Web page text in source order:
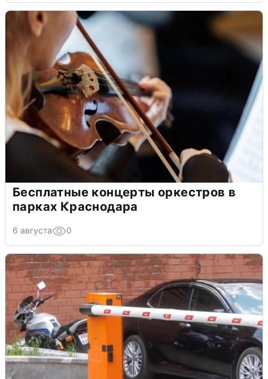
Бесплатные концерты оркестров в
парках Краснодара
6 августа 0